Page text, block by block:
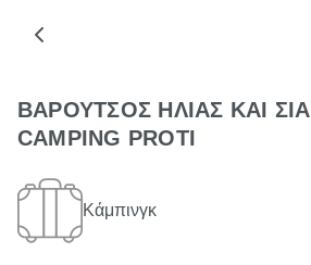
ΒΑΡΟΥΤΣΟΣ ΗΛΙΑΣ ΚΑΙ
CAMPING PROTI
Κάμπινγκ